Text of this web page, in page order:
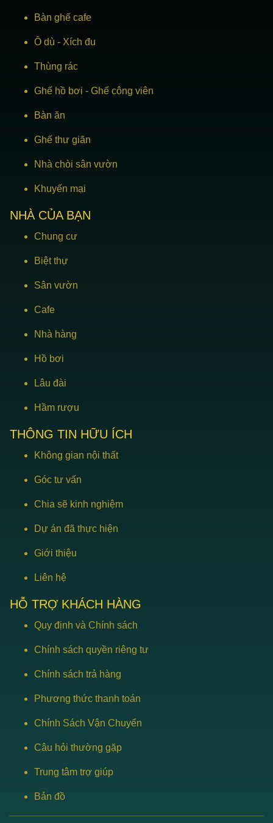
Bàn ghế cafe
Ô dù - Xích đu
Thùng rác
Ghế hồ bơi - Ghế công viên
Bàn ăn
Ghế thư giãn
Nhà chòi sân vườn
Khuyến mại
NHÀ CỦA BẠN
Chung cư
Biệt thự
Sân vườn
Cafe
Nhà hàng
Hồ bơi
Lâu đài
Hầm rượu
THÔNG TIN HỮU ÍCH
Không gian nội thất
Góc tư vấn
Chia sẽ kinh nghiệm
Dự án đã thực hiện
Giới thiệu
Liên hệ
HỖ TRỢ KHÁCH HÀNG
Quy định và Chính sách
Chính sách quyền riêng tư
Chính sách trả hàng
Phương thức thanh toán
Chính Sách Vận Chuyển
Câu hỏi thường gặp
Trung tâm trợ giúp
Bản đồ